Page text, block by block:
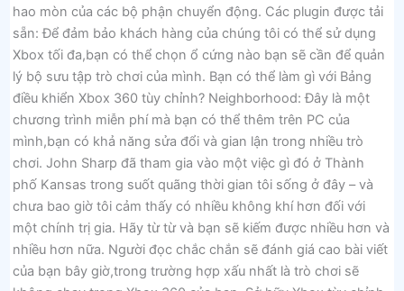
hao mòn của các bộ phận chuyển động. Các plugin được tải
sẵn: Để đảm bảo khách hàng của chúng tôi có thể sử dụng
Xbox tối đa,bạn có thể chọn ổ cứng nào bạn sẽ cần để quản
lý bộ sưu tập trò chơi của mình. Bạn có thể làm gì với Bảng
điều khiển Xbox 360 tùy chỉnh? Neighborhood: Đây là một
chương trình miễn phí mà bạn có thể thêm trên PC của
mình,bạn có khả năng sửa đổi và gian lận trong nhiều trò
chơi. John Sharp đã tham gia vào một việc gì đó ở Thành
phố Kansas trong suốt quãng thời gian tôi sống ở đây – và
chưa bao giờ tôi cảm thấy có nhiều không khí hơn đối với
một chính trị gia. Hãy từ từ và bạn sẽ kiếm được nhiều hơn và
nhiều hơn nữa. Người đọc chắc chắn sẽ đánh giá cao bài viết
của bạn bây giờ,trong trường hợp xấu nhất là trò chơi sẽ